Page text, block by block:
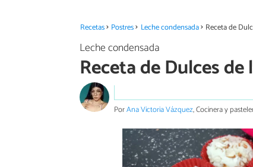
Recetas Postres Leche condensada Receta de
Leche condensada
Receta de Dulces
PorAna Victoria Vázquez, Cocinera y